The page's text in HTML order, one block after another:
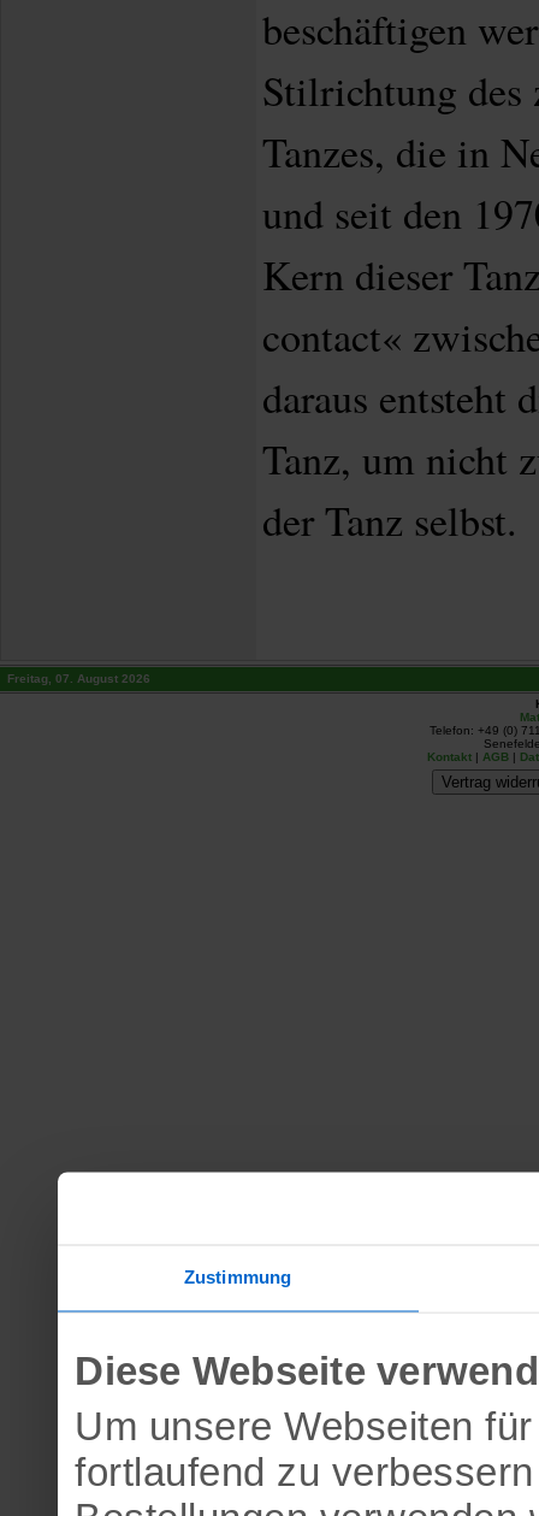
Zustimmung
Diese Webseite
Um unsere Webseiten
fortlaufend zu
beschäftigen
Stilrichtung des
Tanzes, die in
und seit den
Kern dieser
contact«
daraus entsteht
Tanz, um nicht
der Tanz selbst.
Freitag, 07. August 2026
Telefon: +49 (0)
Kontakt | AGB |
Vertrag